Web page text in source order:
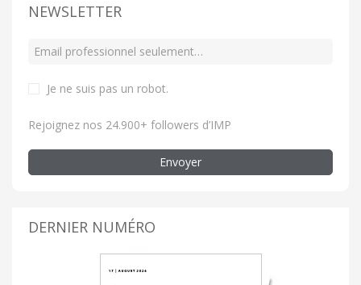
NEWSLETTER
Je ne suis pas un robot.
Rejoignez nos 24.900+ followers d’IMP
Envoyer
DERNIER NUMÉRO